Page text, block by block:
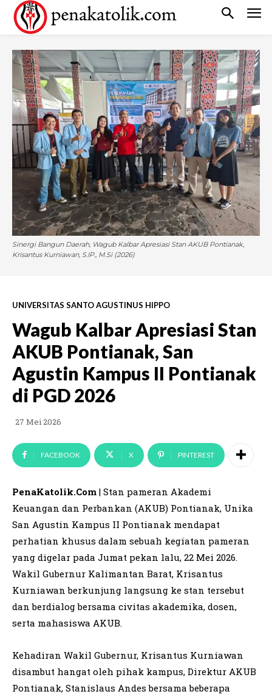
Sinergi Bangun Daerah, Wagub Kalbar Apresiasi Stan AKUB Pontianak,
Krisantus Kurniawan, S.IP., M.Si (2026)
UNIVERSITAS SANTO AGUSTINUS HIPPO
Wagub Kalbar Apresiasi Stan
AKUB Pontianak, San
Agustin Kampus II Pontianak
di PGD 2026
27 Mei 2026
FACEBOOK X PINTEREST
PenaKatolik.Com | Stan pameran Akademi
Keuangan dan Perbankan (AKUB) Pontianak, Unika
San Agustin Kampus II Pontianak mendapat
perhatian khusus dalam sebuah kegiatan pameran
yang digelar pada Jumat pekan lalu, 22 Mei 2026.
Wakil Gubernur Kalimantan Barat, Krisantus
Kurniawan berkunjung langsung ke stan tersebut
dan berdialog bersama civitas akademika, dosen,
serta mahasiswa AKUB.
Kehadiran Wakil Gubernur, Krisantus Kurniawan
disambut hangat oleh pihak kampus, Direktur AKUB
Pontianak, Stanislaus Andes bersama beberapa